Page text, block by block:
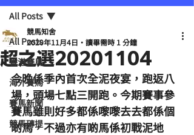
All Posts
香港賽馬
海外賽馬
賽馬新聞
競馬磚提
All Posts
超之選20201104
競馬知舍
2020年11月4日
讀畢需時 1 分鐘
今晚係季內首次全泥夜宴，跑返八
場，頭場七點三開跑。今期賽事參
賽馬雖則好多都係嚟嚟去去都係個
啲馬，不過亦有啲馬係初戰泥地